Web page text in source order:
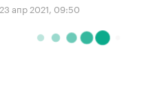
23 апр 2021, 09:50